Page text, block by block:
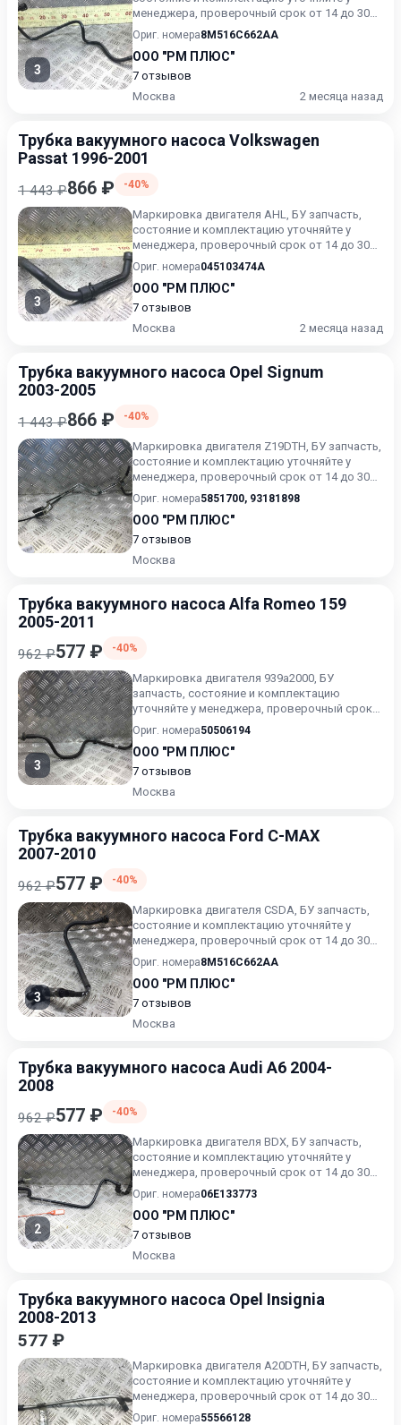
3
менеджера, проверочный срок от 14 до 30
дней.
Ориг. номера8M516C662AA
ООО "РМ ПЛЮС"
7 отзывов
Москва
2 месяца назад
Трубка вакуумного насоса Volkswagen
Passat 1996-2001
1 443 ₽866 ₽ -40%
3
Маркировка двигателя AHL, БУ запчасть,
состояние и комплектацию уточняйте у
менеджера, проверочный срок от 14 до 30
дней.
Ориг. номера045103474A
ООО "РМ ПЛЮС"
7 отзывов
Москва
2 месяца назад
Трубка вакуумного насоса Opel Signum
2003-2005
1 443 ₽866 ₽ -40%
Маркировка двигателя Z19DTH, БУ запчасть,
состояние и комплектацию уточняйте у
менеджера, проверочный срок от 14 до 30
дней.
Ориг. номера5851700, 93181898
ООО "РМ ПЛЮС"
7 отзывов
Москва
Трубка вакуумного насоса Alfa Romeo 159
2005-2011
962 ₽577 ₽ -40%
3
Маркировка двигателя 939a2000, БУ
запчасть, состояние и комплектацию
уточняйте у менеджера, проверочный срок
от 14 до 30 дней.
Ориг. номера50506194
ООО "РМ ПЛЮС"
7 отзывов
Москва
Трубка вакуумного насоса Ford C-MAX
2007-2010
962 ₽577 ₽ -40%
3
Маркировка двигателя CSDA, БУ запчасть,
состояние и комплектацию уточняйте у
менеджера, проверочный срок от 14 до 30
дней.
Ориг. номера8M516C662AA
ООО "РМ ПЛЮС"
7 отзывов
Москва
Трубка вакуумного насоса Audi A6 2004-
2008
962 ₽577 ₽ -40%
2
Маркировка двигателя BDX, БУ запчасть,
состояние и комплектацию уточняйте у
менеджера, проверочный срок от 14 до 30
дней.
Ориг. номера06E133773
ООО "РМ ПЛЮС"
7 отзывов
Москва
Трубка вакуумного насоса Opel Insignia
2008-2013
577 ₽
Маркировка двигателя A20DTH, БУ запчасть,
состояние и комплектацию уточняйте у
менеджера, проверочный срок от 14 до 30
дней.
Ориг. номера55566128